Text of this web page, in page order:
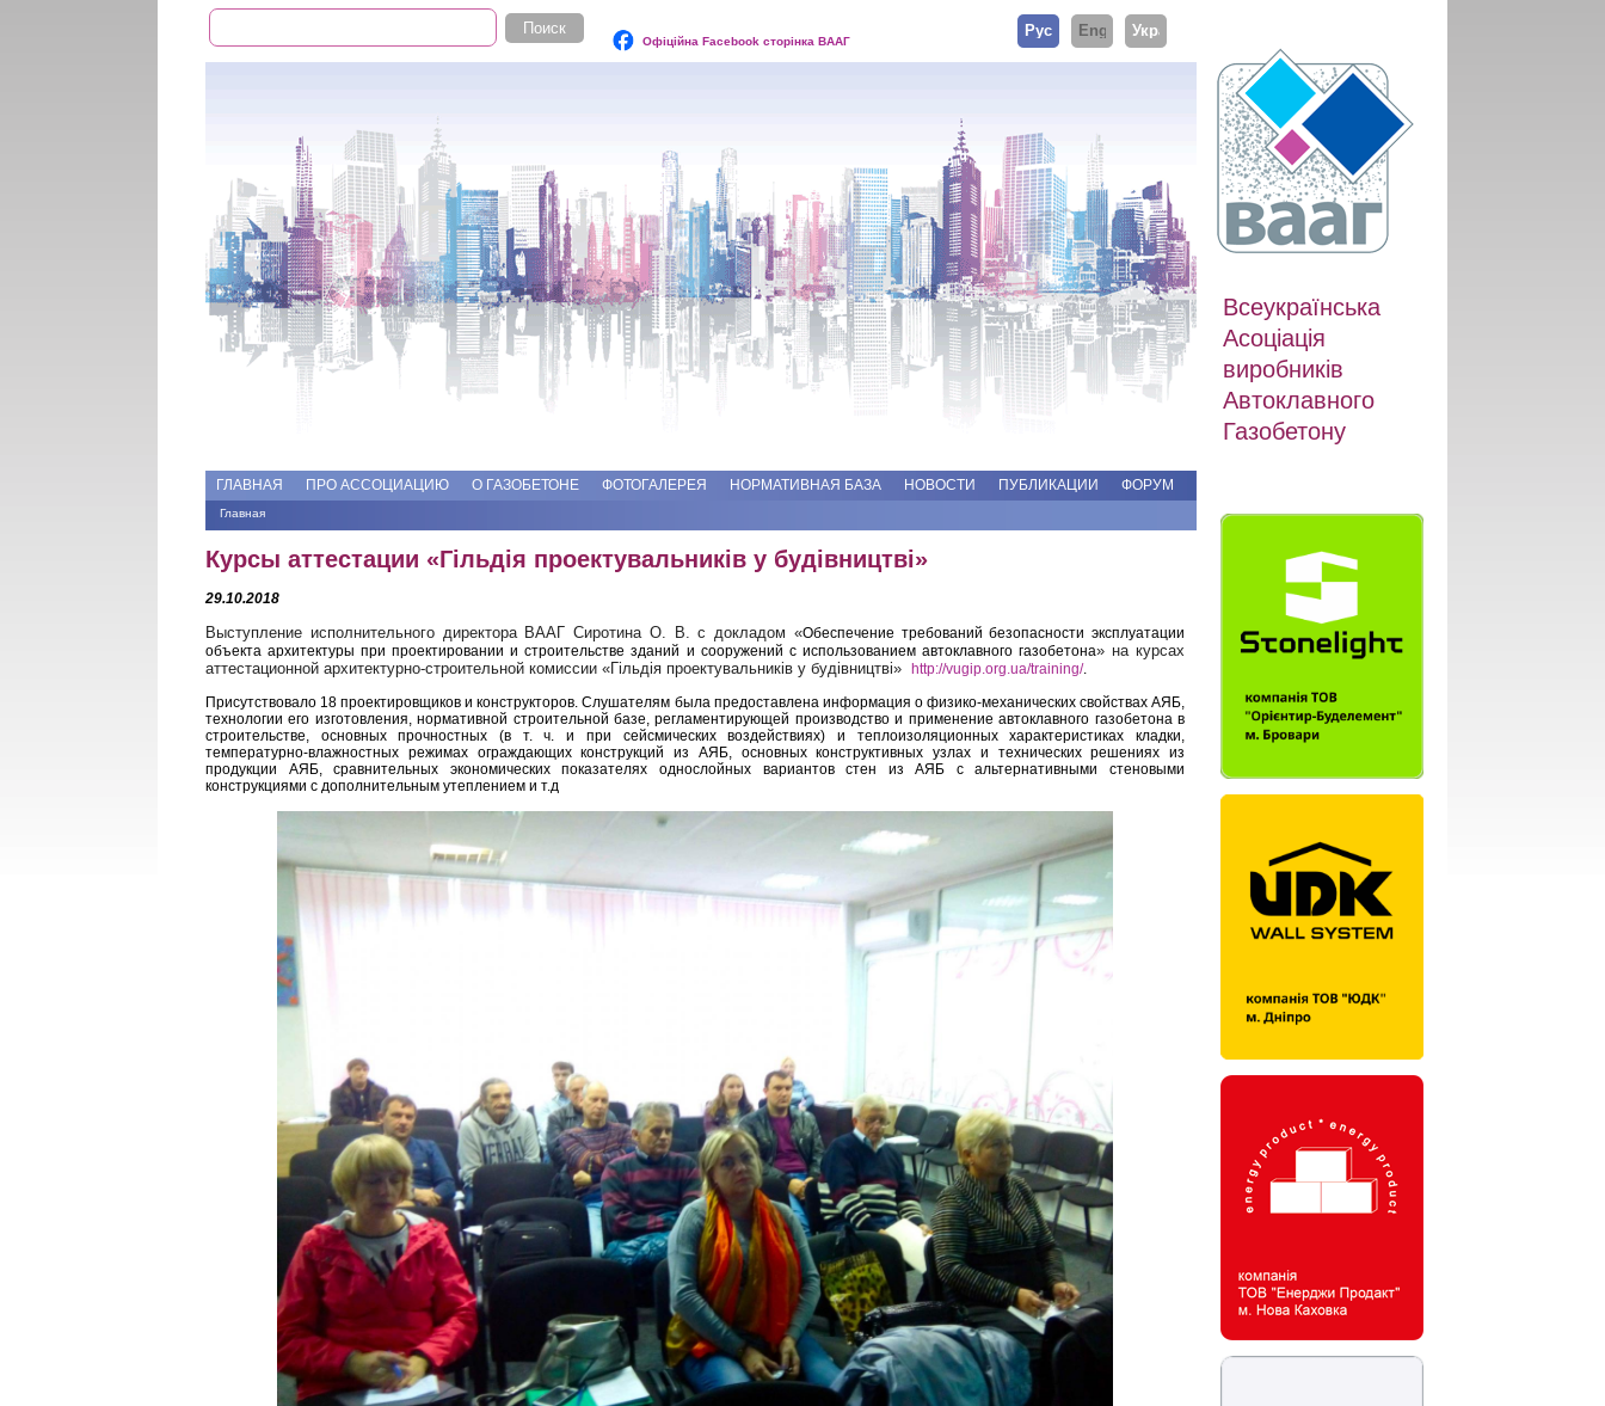
Форма поиска
Поиск
Офіційна Facebook сторінка ВААГ
РусскийEnglishУкраїнська
Всеукраїнська
Асоціація
виробників
Автоклавного
Газобетону
ГЛАВНАЯ ПРО АССОЦИАЦИЮ О ГАЗОБЕТОНЕ ФОТОГАЛЕРЕЯ НОРМАТИВНАЯ БАЗА НОВОСТИ ПУБЛИКАЦИИ ФОРУМ
Вы здесь
Главная
Курсы аттестации «Гільдія проектувальників у будівництві»
29.10.2018
Выступление исполнительного директора ВААГ Сиротина О. В. с докладом «Обеспечение требований безопасности эксплуатации
объекта архитектуры при проектировании и строительстве зданий и сооружений с использованием автоклавного газобетона» на курсах
аттестационной архитектурно-строительной комиссии «Гільдія проектувальників у будівництві» http://vugip.org.ua/training/.
Присутствовало 18 проектировщиков и конструкторов. Слушателям была предоставлена информация о физико-механических свойствах АЯБ,
технологии его изготовления, нормативной строительной базе, регламентирующей производство и применение автоклавного газобетона в
строительстве, основных прочностных (в т. ч. и при сейсмических воздействиях) и теплоизоляционных характеристиках кладки,
температурно-влажностных режимах ограждающих конструкций из АЯБ, основных конструктивных узлах и технических решениях из
продукции АЯБ, сравнительных экономических показателях однослойных вариантов стен из АЯБ с альтернативными стеновыми
конструкциями с дополнительным утеплением и т.д